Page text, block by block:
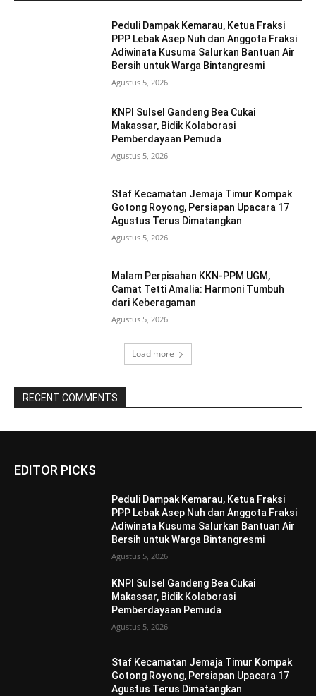
Peduli Dampak Kemarau, Ketua Fraksi
PPP Lebak Asep Nuh dan Anggota Fraksi
Adiwinata Kusuma Salurkan Bantuan Air
Bersih untuk Warga Bintangresmi
Agustus 5, 2026
KNPI Sulsel Gandeng Bea Cukai
Makassar, Bidik Kolaborasi
Pemberdayaan Pemuda
Agustus 5, 2026
Staf Kecamatan Jemaja Timur Kompak
Gotong Royong, Persiapan Upacara 17
Agustus Terus Dimatangkan ‎
Agustus 5, 2026
Malam Perpisahan KKN-PPM UGM,
Camat Tetti Amalia: Harmoni Tumbuh
dari Keberagaman
Agustus 5, 2026
Load more
RECENT COMMENTS
EDITOR PICKS
Peduli Dampak Kemarau, Ketua Fraksi
PPP Lebak Asep Nuh dan Anggota Fraksi
Adiwinata Kusuma Salurkan Bantuan Air
Bersih untuk Warga Bintangresmi
Agustus 5, 2026
KNPI Sulsel Gandeng Bea Cukai
Makassar, Bidik Kolaborasi
Pemberdayaan Pemuda
Agustus 5, 2026
Staf Kecamatan Jemaja Timur Kompak
Gotong Royong, Persiapan Upacara 17
Agustus Terus Dimatangkan ‎